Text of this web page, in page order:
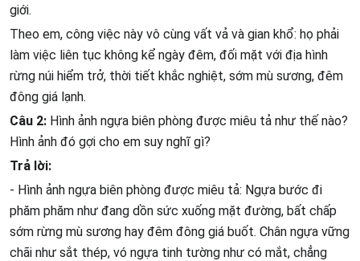
giới.
Theo em, công việc này vô cùng vất vả và gian khổ: họ phải
làm việc liên tục không kể ngày đêm, đối mặt với địa hình
rừng núi hiểm trở, thời tiết khắc nghiệt, sớm mù sương, đêm
đông giá lạnh.
Câu 2: Hình ảnh ngựa biên phòng được miêu tả như thế nào?
Hình ảnh đó gợi cho em suy nghĩ gì?
Trả lời:
- Hình ảnh ngựa biên phòng được miêu tả: Ngựa bước đi
phăm phăm như đang dồn sức xuống mặt đường, bất chấp
sớm rừng mù sương hay đêm đông giá buốt. Chân ngựa vững
chãi như sắt thép, vó ngựa tinh tường như có mắt, chẳng